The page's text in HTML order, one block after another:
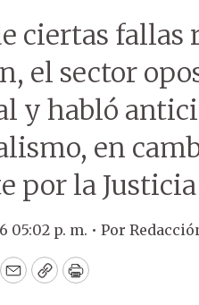
ciertas fallas
el sector
y habló
en
por la
05:02 p. m. • Por
EmailCopyPrint